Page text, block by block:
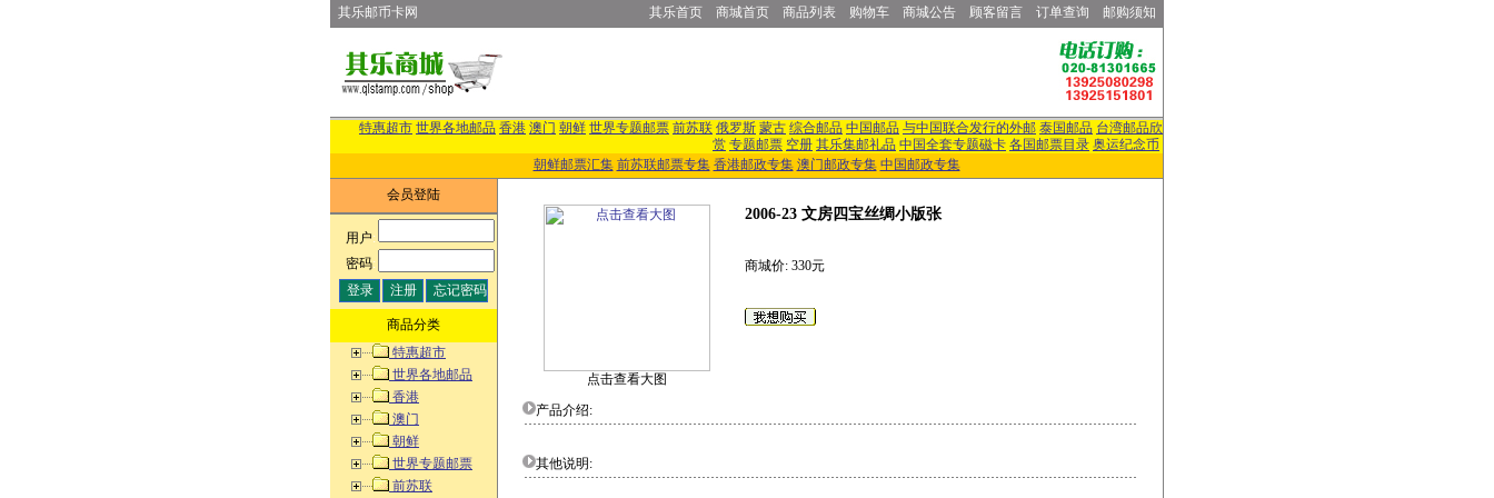
其乐邮币卡网 其乐首页 商城首页 商品列表 购物车 商城公告 顾客留言 订单查询 邮购须知
特惠超市 世界各地邮品 香港 澳门 朝鲜 世界专题邮票 前苏联 俄罗斯 蒙古 综合邮品 中国邮品 与中国联合发行的外邮 泰国邮品 台湾邮品欣
赏 专题邮票 空册 其乐集邮礼品 中国全套专题磁卡 各国邮票目录 奥运纪念币
朝鲜邮票汇集 前苏联邮票专集 香港邮政专集 澳门邮政专集 中国邮政专集
会员登陆
用户:
密码:
商品分类
特惠超市
世界各地邮品
香港
澳门
朝鲜
世界专题邮票
前苏联
点击查看大图
2006-23 文房四宝丝绸小版张
商城价: 330元
产品介绍:
其他说明: